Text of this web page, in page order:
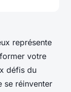
représente
votre
défis du
se réinventer